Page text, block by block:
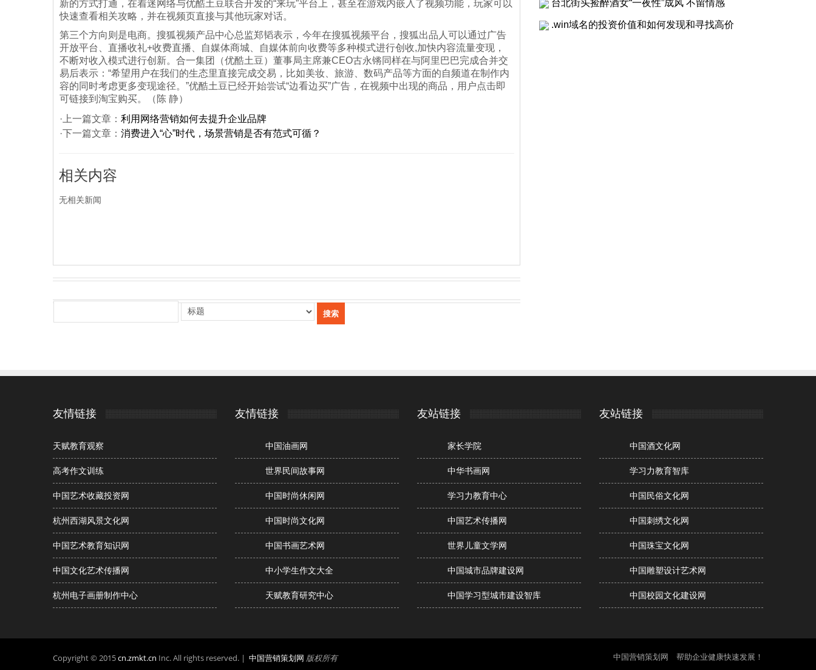
新的方式打通，在着迷网络与优酷土豆联合开发的“来玩”平台上，甚至在游戏内嵌入了视频功能，玩家可以
快速查看相关攻略，并在视频页直接与其他玩家对话。
第三个方向则是电商。搜狐视频产品中心总监郑韬表示，今年在搜狐视频平台，搜狐出品人可以通过广告
开放平台、直播收礼+收费直播、自媒体商城、自媒体前向收费等多种模式进行创收,加快内容流量变现，
不断对收入模式进行创新。合一集团（优酷土豆）董事局主席兼CEO古永锵同样在与阿里巴巴完成合并交
易后表示：“希望用户在我们的生态里直接完成交易，比如美妆、旅游、数码产品等方面的自频道在制作内
容的同时考虑更多变现途径。”优酷土豆已经开始尝试“边看边买”广告，在视频中出现的商品，用户点击即
可链接到淘宝购买。（陈 静）
·上一篇文章： 利用网络营销如何去提升企业品牌
·下一篇文章： 消费进入“心”时代，场景营销是否有范式可循？
相关内容
无相关新闻
台北街头捡醉酒女“一夜性”成风 不留情感
.win域名的投资价值和如何发现和寻找高价
友情链接
天赋教育观察
高考作文训练
中国艺术收藏投资网
杭州西湖风景文化网
中国艺术教育知识网
中国文化艺术传播网
杭州电子画册制作中心
友情链接
中国油画网
世界民间故事网
中国时尚休闲网
中国时尚文化网
中国书画艺术网
中小学生作文大全
天赋教育研究中心
友站链接
家长学院
中华书画网
学习力教育中心
中国艺术传播网
世界儿童文学网
中国城市品牌建设网
中国学习型城市建设智库
友站链接
中国酒文化网
学习力教育智库
中国民俗文化网
中国刺绣文化网
中国珠宝文化网
中国雕塑设计艺术网
中国校园文化建设网
Copyright © 2015cn.zmkt.cn Inc. All rights reserved. | 中国营销策划网 版权所有 中国营销策划网 帮助企业健康快速发展！